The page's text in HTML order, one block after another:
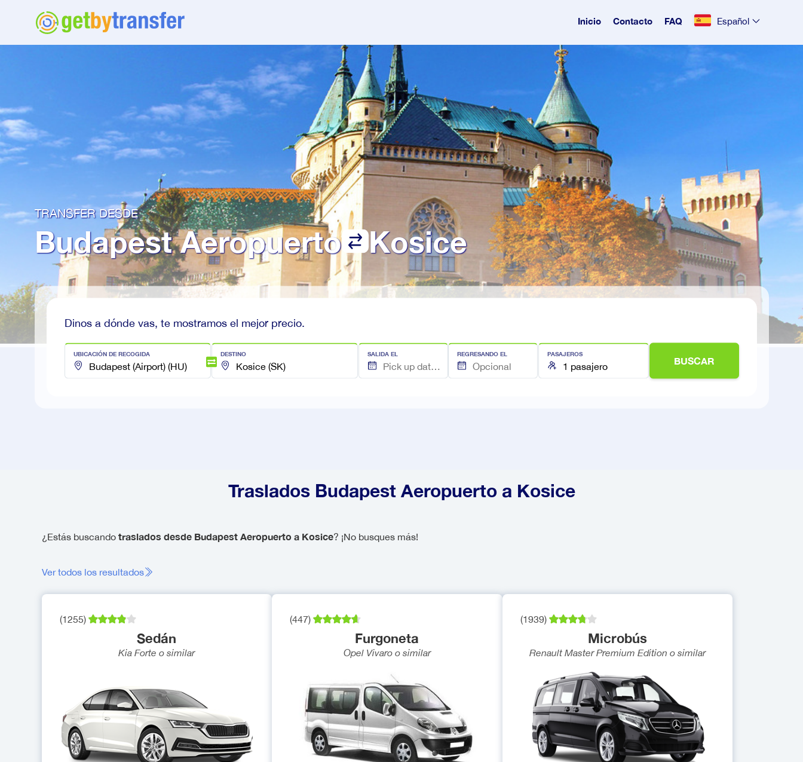
Inicio Contacto FAQ Español
TRANSFER DESDE
Budapest Aeropuerto Kosice
Dinos a dónde vas, te mostramos el mejor precio.
UBICACIÓN DE RECOGIDA DESTINO SALIDA EL REGRESANDO EL PASAJEROS
BUSCAR
Traslados Budapest Aeropuerto a Kosice
¿Estás buscando traslados desde Budapest Aeropuerto a Kosice? ¡No busques más!
Ver todos los resultados
(1255)
Sedán
Kia Forte o similar
(447)
Furgoneta
Opel Vivaro o similar
(1939)
Microbús
Renault Master Premium Edition o similar